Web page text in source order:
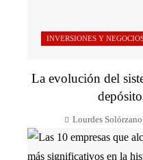
INVERSIONES Y
La evolución del
Lourdes